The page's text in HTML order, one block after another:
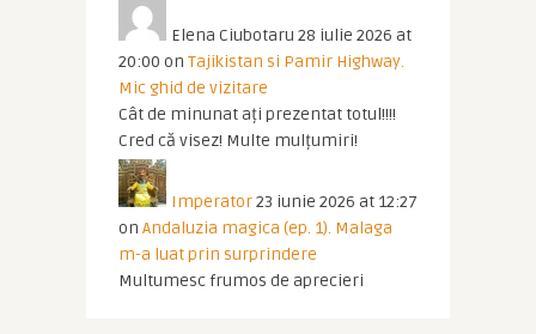
Elena Ciubotaru 28 iulie 2026 at
20:00 on Tajikistan si Pamir Highway.
Mic ghid de vizitare
Cât de minunat ați prezentat totul!!!!
Cred că visez! Multe mulțumiri!
Imperator23 iunie 2026 at 12:27
on Andaluzia magica (ep. 1). Malaga
m-a luat prin surprindere
Multumesc frumos de aprecieri